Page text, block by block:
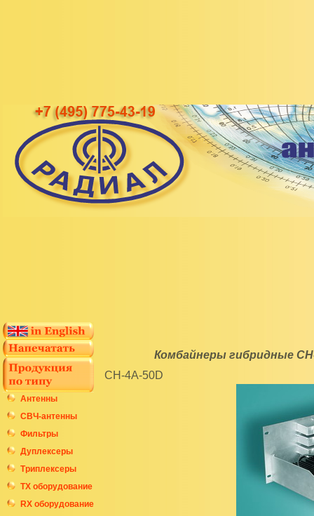
Антенны
СВЧ-антенны
Фильтры
Дуплексеры
Триплексеры
ТХ оборудование
RX оборудование
Комбайнеры гибридные CH-
CH-4A-50D